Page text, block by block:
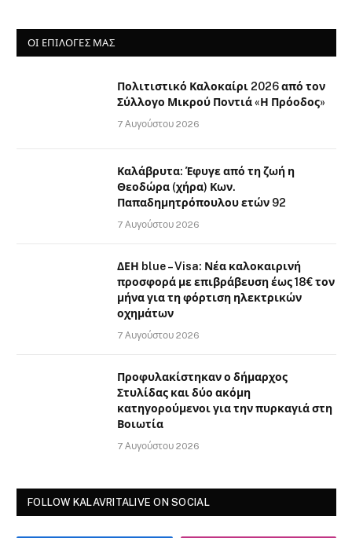
ΟΙ ΕΠΙΛΟΓΈΣ ΜΑΣ
Πολιτιστικό Καλοκαίρι 2026 από τον
Σύλλογο Μικρού Ποντιά «Η Πρόοδος»
7 Αυγούστου 2026
Καλάβρυτα: Έφυγε από τη ζωή η
Θεοδώρα (χήρα) Κων.
Παπαδημητρόπουλου ετών 92
7 Αυγούστου 2026
ΔΕΗ blue – Visa: Νέα καλοκαιρινή
προσφορά με επιβράβευση έως 18€ τον
μήνα για τη φόρτιση ηλεκτρικών
οχημάτων
7 Αυγούστου 2026
Προφυλακίστηκαν ο δήμαρχος
Στυλίδας και δύο ακόμη
κατηγορούμενοι για την πυρκαγιά στη
Βοιωτία
7 Αυγούστου 2026
FOLLOW KALAVRITALIVE ON SOCIAL